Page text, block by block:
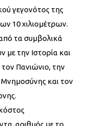
γεγονότος της
10 χιλιομέτρων.
τα συμβολικά
με την Ιστορία και
Πανιώνιο, την
Μνημοσύνης και τον
αριθμός με το